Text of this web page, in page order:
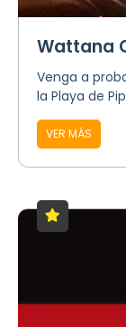
Wattana
Venga a
la Playa de
VER MÁS